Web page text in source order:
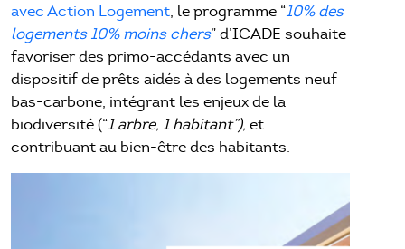
avec Action Logement, le programme “10% des
logements 10% moins chers” d’ICADE souhaite
favoriser des primo-accédants avec un
dispositif de prêts aidés à des logements neuf
bas-carbone, intégrant les enjeux de la
biodiversité (“1 arbre, 1 habitant”), et
contribuant au bien-être des habitants.